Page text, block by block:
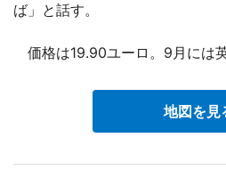
ば」と話す。
価格は19.90ユーロ。9月には
地図を見